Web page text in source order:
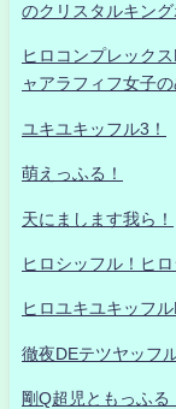
のクリスタルキン
ヒロコンプレック
ャアラフィフ女子
ユキユキッフル3！
萌えっふる！
天にまします我ら！
ヒロシッフル！ヒ
ヒロユキユキッフ
徹夜DEテツヤッフ
剛Q超児ともっふる